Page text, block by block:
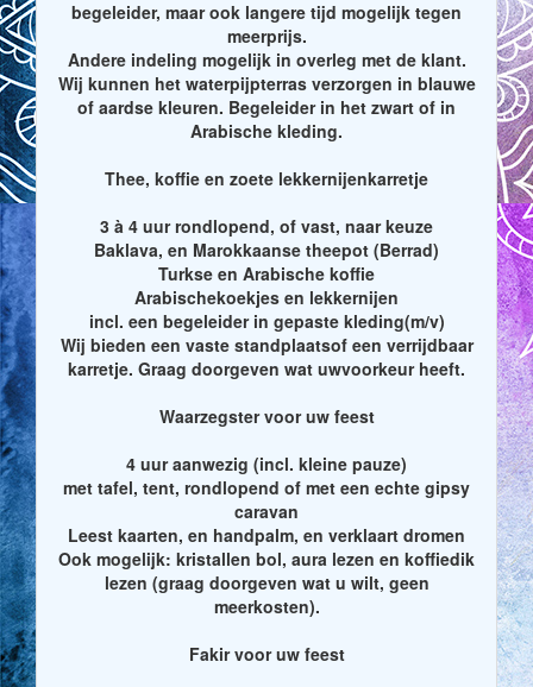
begeleider, maar ook langere tijd mogelijk tegen
meerprijs.
Andere indeling mogelijk in overleg met de klant.
Wij kunnen het waterpijpterras verzorgen in blauwe
of aardse kleuren. Begeleider in het zwart of in
Arabische kleding.
Thee, koffie en zoete lekkernijenkarretje
3 à 4 uur rondlopend, of vast, naar keuze
Baklava, en Marokkaanse theepot (Berrad)
Turkse en Arabische koffie
Arabischekoekjes en lekkernijen
incl. een begeleider in gepaste kleding(m/v)
Wij bieden een vaste standplaatsof een verrijdbaar
karretje. Graag doorgeven wat uwvoorkeur heeft.
Waarzegster voor uw feest
4 uur aanwezig (incl. kleine pauze)
met tafel, tent, rondlopend of met een echte gipsy
caravan
Leest kaarten, en handpalm, en verklaart dromen
Ook mogelijk: kristallen bol, aura lezen en koffiedik
lezen (graag doorgeven wat u wilt, geen
meerkosten).
Fakir voor uw feest